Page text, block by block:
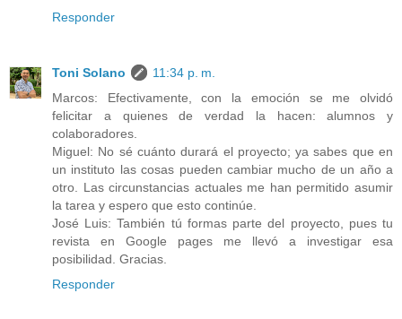
Responder
Toni Solano
11:34 p. m.
Marcos: Efectivamente, con la emoción se me olvidó
felicitar a quienes de verdad la hacen: alumnos y
colaboradores.
Miguel: No sé cuánto durará el proyecto; ya sabes que en
un instituto las cosas pueden cambiar mucho de un año a
otro. Las circunstancias actuales me han permitido asumir
la tarea y espero que esto continúe.
José Luis: También tú formas parte del proyecto, pues tu
revista en Google pages me llevó a investigar esa
posibilidad. Gracias.
Responder